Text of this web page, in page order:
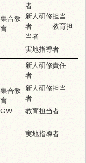
集合教
育
者
新人研修担当
者教育担
当者
実地指導者
集合教
育
GW
新人研修責任
者
新人研修担当
者
教育担当者
実地指導者